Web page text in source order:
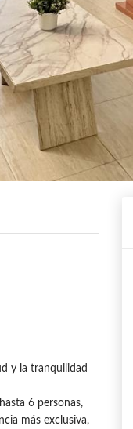
y la tranquilidad
6 personas,
más exclusiva,